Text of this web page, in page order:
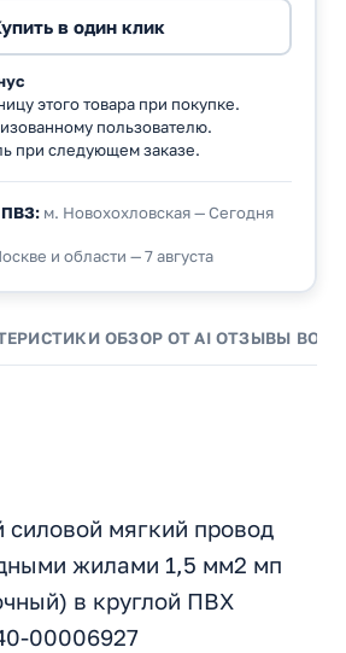
этого товара при покупке.
пользователю.
при следующем заказе.
ПВЗ:м. Новохохловская — Сегодня
и области — 7 августа
ОБЗОР ОТ AI ОТЗЫВЫ
силовой мягкий провод
жилами 1,5 мм2 мп
в круглой ПВХ
00006927